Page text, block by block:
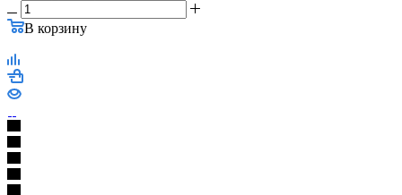
В корзину